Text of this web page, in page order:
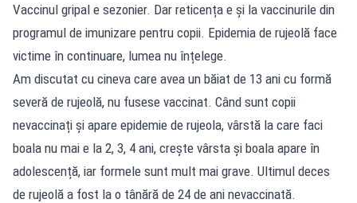
Vaccinul gripal e sezonier. Dar reticența e și la vaccinurile din
programul de imunizare pentru copii. Epidemia de rujeolă face
victime în continuare, lumea nu înțelege.
Am discutat cu cineva care avea un băiat de 13 ani cu formă
severă de rujeolă, nu fusese vaccinat. Când sunt copii
nevaccinați și apare epidemie de rujeola, vârstă la care faci
boala nu mai e la 2, 3, 4 ani, crește vârsta și boala apare în
adolescență, iar formele sunt mult mai grave. Ultimul deces
de rujeolă a fost la o tânără de 24 de ani nevaccinată.